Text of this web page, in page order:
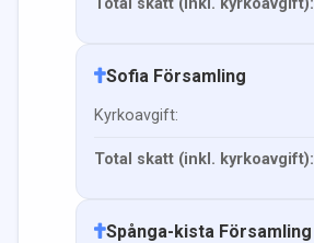
Sofia Församling
Kyrkoavgift:
Total skatt (inkl. kyrkoavgift):
Spånga-kista Församling